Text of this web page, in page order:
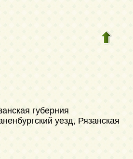
губерния
уезд, Рязанская